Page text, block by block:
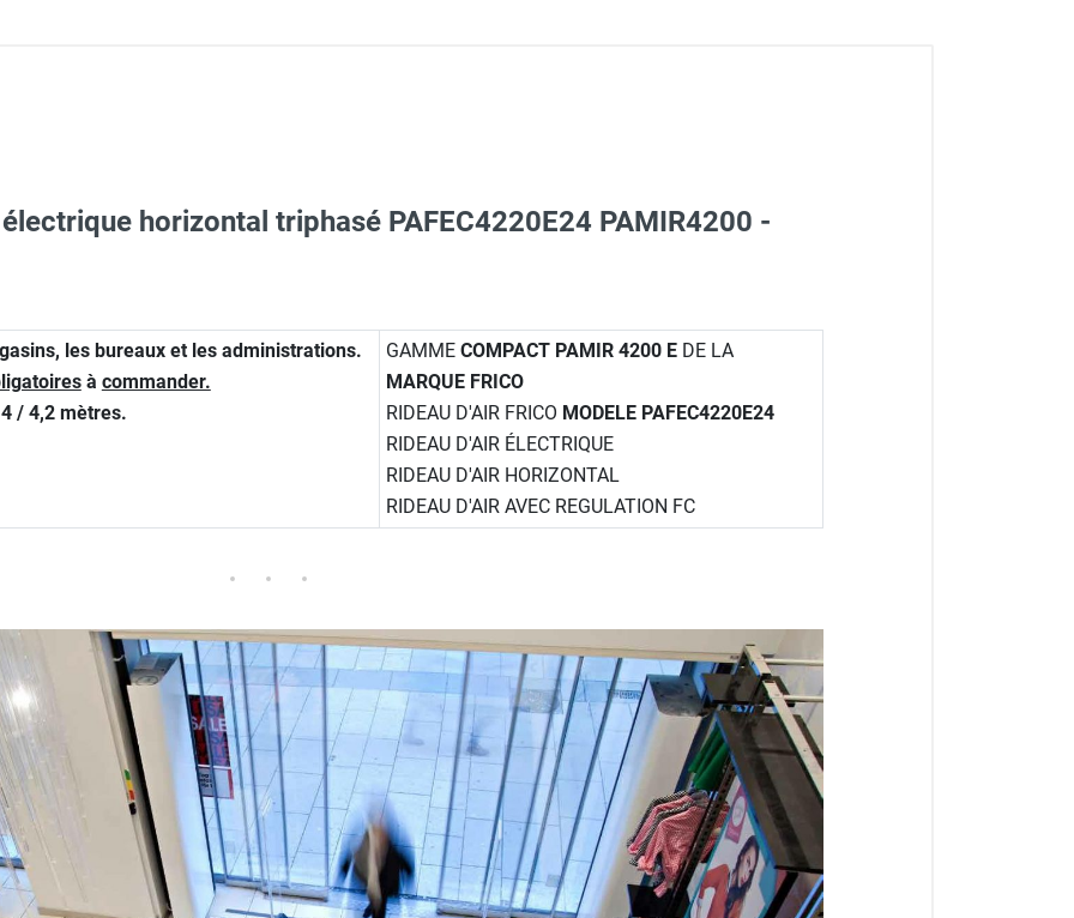
FCDC - FRICO
déportée - FCRTX - FRICO
- PA34WS20 - FRICO
pour tiges filetées - PA34VD20 - FRICO
tête réglable - HUSQVARNA
XL - HUSQVARNA
horizontal triphasé PAFEC4220E24 PAMIR4200 -
les bureaux et les administrations.
à commander.
/ 4,2 mètres.
GAMME COMPACT PAMIR 4200 E DE LA
MARQUE FRICO
RIDEAU D'AIR FRICO MODELE PAFEC4220E24
RIDEAU D'AIR ÉLECTRIQUE
RIDEAU D'AIR HORIZONTAL
RIDEAU D'AIR AVEC REGULATION FC